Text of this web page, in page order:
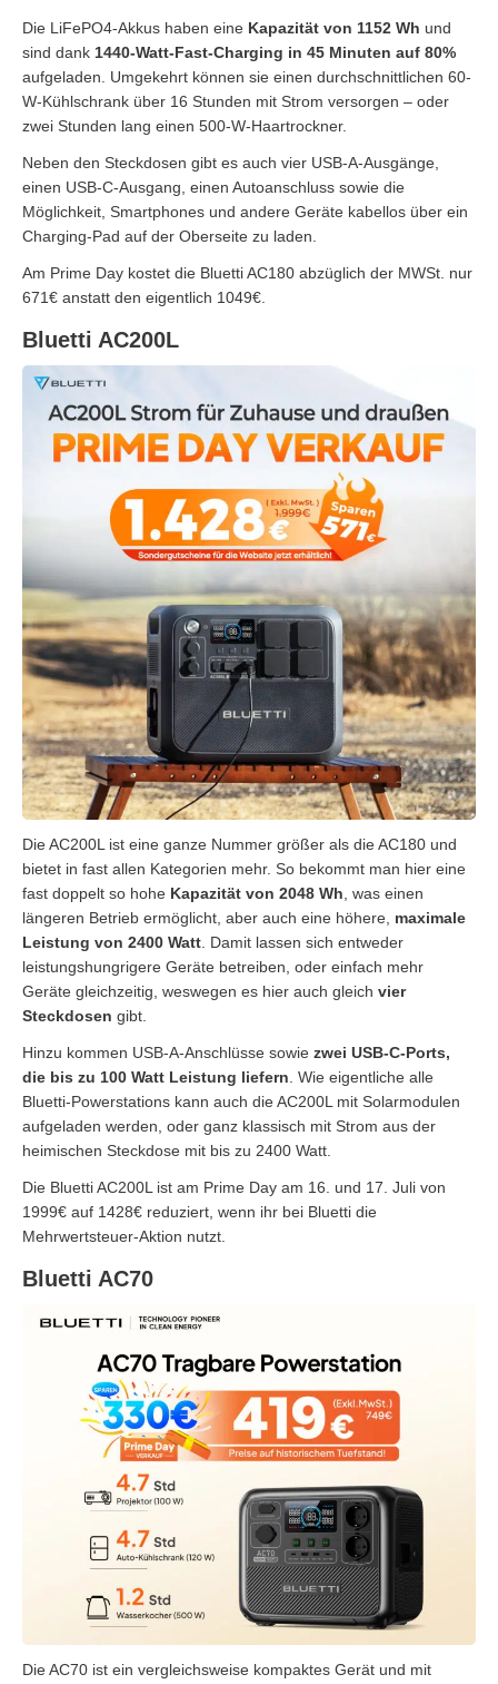
Die LiFePO4-Akkus haben eine Kapazität von 1152 Wh und
sind dank 1440-Watt-Fast-Charging in 45 Minuten auf 80%
aufgeladen. Umgekehrt können sie einen durchschnittlichen 60-
W-Kühlschrank über 16 Stunden mit Strom versorgen – oder
zwei Stunden lang einen 500-W-Haartrockner.
Neben den Steckdosen gibt es auch vier USB-A-Ausgänge,
einen USB-C-Ausgang, einen Autoanschluss sowie die
Möglichkeit, Smartphones und andere Geräte kabellos über ein
Charging-Pad auf der Oberseite zu laden.
Am Prime Day kostet die Bluetti AC180 abzüglich der MWSt. nur
671€ anstatt den eigentlich 1049€.
Bluetti AC200L
Die AC200L ist eine ganze Nummer größer als die AC180 und
bietet in fast allen Kategorien mehr. So bekommt man hier eine
fast doppelt so hohe Kapazität von 2048 Wh , was einen
längeren Betrieb ermöglicht, aber auch eine höhere, maximale
Leistung von 2400 Watt . Damit lassen sich entweder
leistungshungrigere Geräte betreiben, oder einfach mehr
Geräte gleichzeitig, weswegen es hier auch gleich vier
Steckdosen gibt.
Hinzu kommen USB-A-Anschlüsse sowie zwei USB-C-Ports,
die bis zu 100 Watt Leistung liefern . Wie eigentliche alle
Bluetti-Powerstations kann auch die AC200L mit Solarmodulen
aufgeladen werden, oder ganz klassisch mit Strom aus der
heimischen Steckdose mit bis zu 2400 Watt.
Die Bluetti AC200L ist am Prime Day am 16. und 17. Juli von
1999€ auf 1428€ reduziert, wenn ihr bei Bluetti die
Mehrwertsteuer-Aktion nutzt.
Bluetti AC70
Die AC70 ist ein vergleichsweise kompaktes Gerät und mit